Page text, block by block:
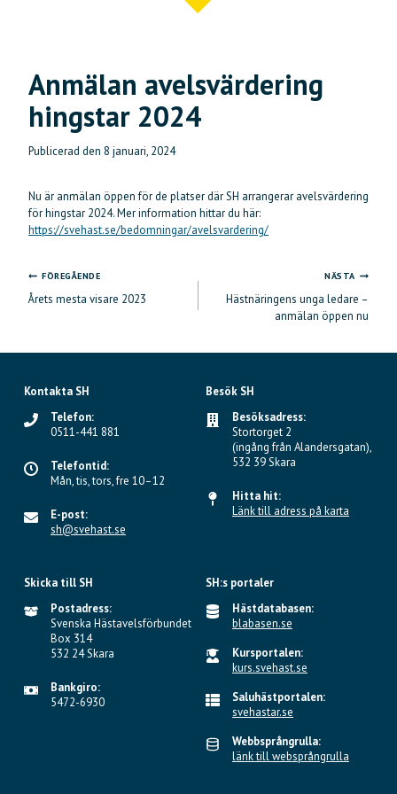
Anmälan avelsvärdering
hingstar 2024
Publicerad den 8 januari, 2024
Nu är anmälan öppen för de platser där SH arrangerar avelsvärdering
för hingstar 2024. Mer information hittar du här:
https://svehast.se/bedomningar/avelsvardering/
Inläggsnavigering
FÖREGÅENDE
Årets mesta visare 2023
NÄSTA
Hästnäringens unga ledare –
anmälan öppen nu
Kontakta SH
Telefon:
0511-441 881
Telefontid:
Mån, tis, tors, fre 10–12
E-post:
sh@svehast.se
Besök SH
Besöksadress:
Stortorget 2
(ingång från Alandersgatan),
532 39 Skara
Hitta hit:
Länk till adress på karta
Skicka till SH
Postadress:
Svenska Hästavelsförbundet
Box 314
532 24 Skara
Bankgiro:
5472-6930
SH:s portaler
Hästdatabasen:
blabasen.se
Kursportalen:
kurs.svehast.se
Saluhästportalen:
svehastar.se
Webbsprångrulla:
länk till websprångrulla